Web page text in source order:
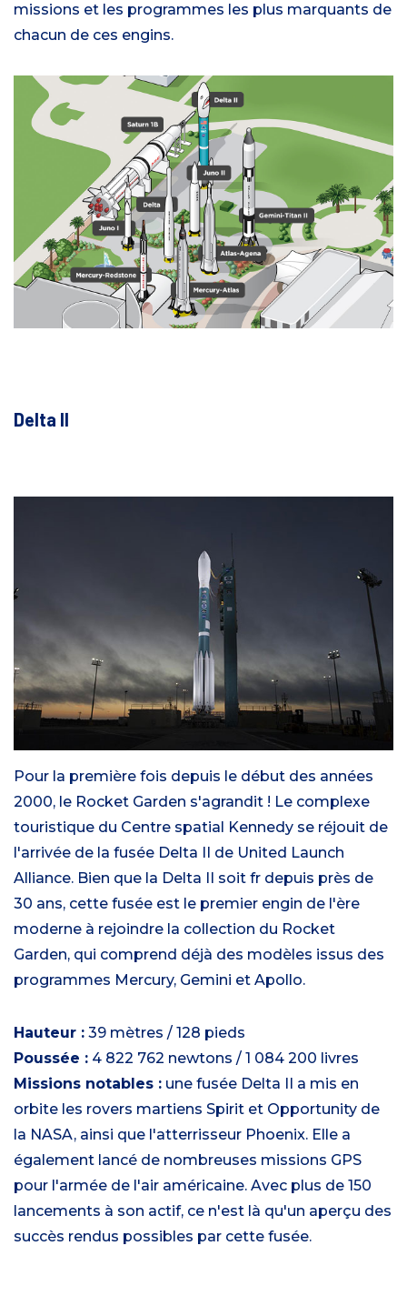
missions et les programmes les plus marquants de
chacun de ces engins.
Delta II
Pour la première fois depuis le début des années
2000, le Rocket Garden s'agrandit ! Le complexe
touristique du Centre spatial Kennedy se réjouit de
l'arrivée de la fusée Delta II de United Launch
Alliance. Bien que la Delta II soit fr depuis près de
30 ans, cette fusée est le premier engin de l'ère
moderne à rejoindre la collection du Rocket
Garden, qui comprend déjà des modèles issus des
programmes Mercury, Gemini et Apollo.
Hauteur : 39 mètres / 128 pieds
Poussée : 4 822 762 newtons / 1 084 200 livres
Missions notables : une fusée Delta II a mis en
orbite les rovers martiens Spirit et Opportunity de
la NASA, ainsi que l'atterrisseur Phoenix. Elle a
également lancé de nombreuses missions GPS
pour l'armée de l'air américaine. Avec plus de 150
lancements à son actif, ce n'est là qu'un aperçu des
succès rendus possibles par cette fusée.